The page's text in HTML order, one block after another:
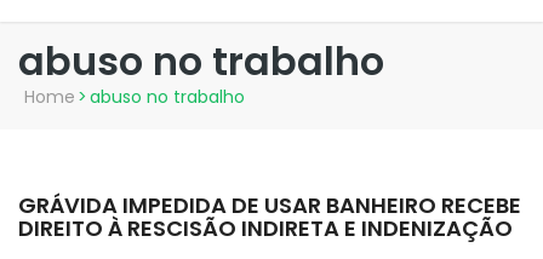
abuso no trabalho
Home > abuso no trabalho
GRÁVIDA IMPEDIDA DE USAR BANHEIRO RECEBE
DIREITO À RESCISÃO INDIRETA E INDENIZAÇÃO